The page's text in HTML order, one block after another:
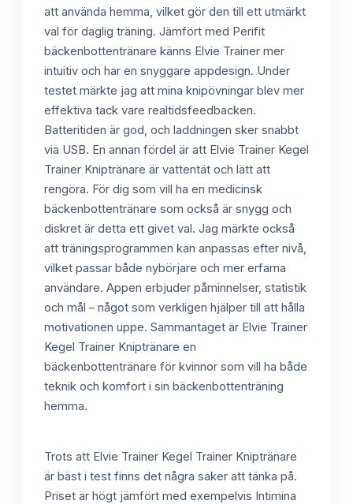
att använda hemma, vilket gör den till ett utmärkt
val för daglig träning. Jämfört med Perifit
bäckenbottentränare känns Elvie Trainer mer
intuitiv och har en snyggare appdesign. Under
testet märkte jag att mina knipövningar blev mer
effektiva tack vare realtidsfeedbacken.
Batteritiden är god, och laddningen sker snabbt
via USB. En annan fördel är att Elvie Trainer Kegel
Trainer Kniptränare är vattentät och lätt att
rengöra. För dig som vill ha en medicinsk
bäckenbottentränare som också är snygg och
diskret är detta ett givet val. Jag märkte också
att träningsprogrammen kan anpassas efter nivå,
vilket passar både nybörjare och mer erfarna
användare. Appen erbjuder påminnelser, statistik
och mål – något som verkligen hjälper till att hålla
motivationen uppe. Sammantaget är Elvie Trainer
Kegel Trainer Kniptränare en
bäckenbottentränare för kvinnor som vill ha både
teknik och komfort i sin bäckenbottenträning
hemma.
Trots att Elvie Trainer Kegel Trainer Kniptränare
är bäst i test finns det några saker att tänka på.
Priset är högt jämfört med exempelvis Intimina